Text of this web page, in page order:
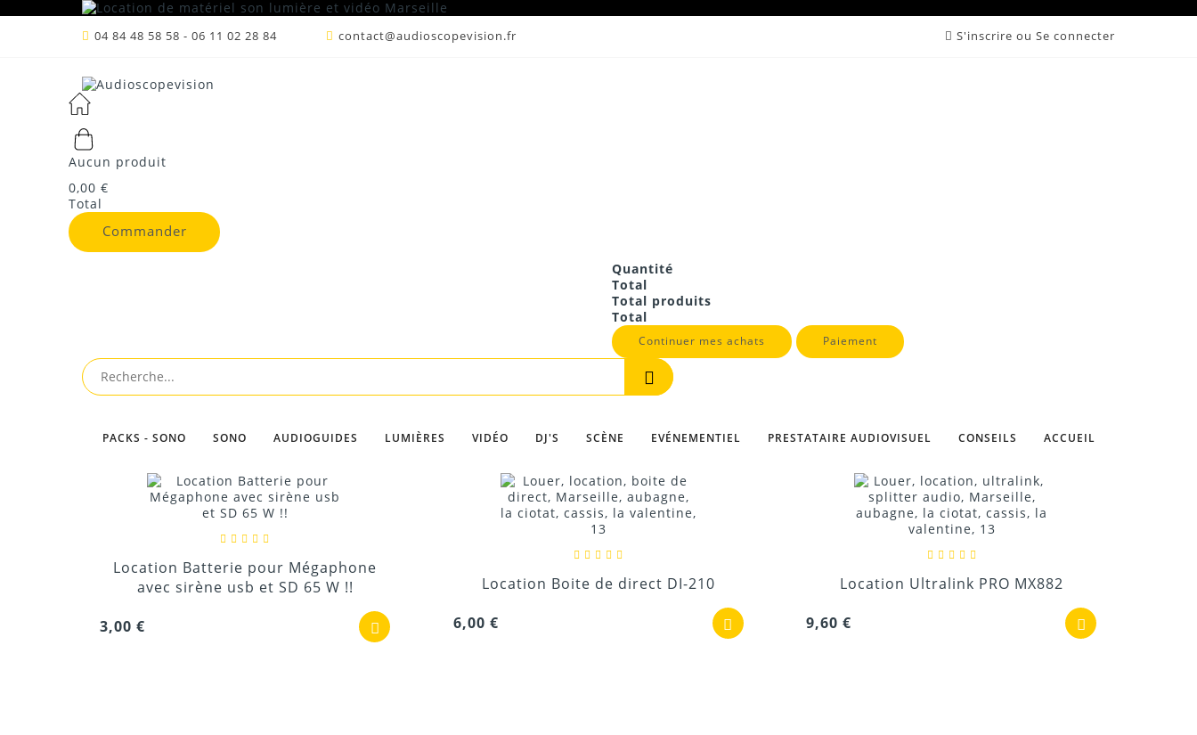
S'inscrire ou Se connecter
04 84 48 58 58 - 06 11 02 28 84 contact@audioscopevision.fr
Aucun produit
0,00 €
Total
Commander
Quantité
Total
Total produits
Total
Continuer mes achats Paiement
PACKS - SONO SONO AUDIOGUIDES LUMIÈRES VIDÉO DJ'S SCÈNE EVÉNEMENTIEL PRESTATAIRE AUDIOVISUEL CONSEILS ACCUEIL
Accueil
Périphériques son
Louer matériel sono hi fi audio magasin sonorisation Marseille Aix en Provence Aubagne Cassis la Ciotat Roquevaire Auriol Allauch Gémenos Fuveau
Location écran géant led Marseille
VUE
Location Batterie pour Mégaphone
avec sirène usb et SD 65 W !!
3,00 €
Location Boite de direct DI-210
6,00 €
Location Ultralink PRO MX882
9,60 €